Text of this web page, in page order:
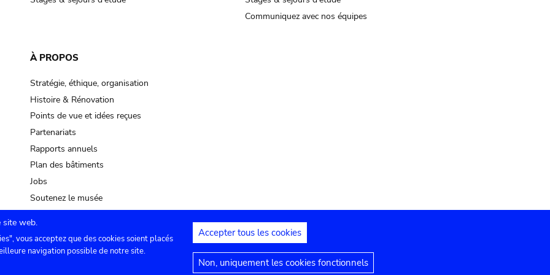
Communiquez avec nos équipes
À PROPOS
Stratégie, éthique, organisation
Histoire & Rénovation
Points de vue et idées reçues
Partenariats
Rapports annuels
Plan des bâtiments
Jobs
Soutenez le musée
Contact Paramètres de confidentialité Mentions juridiques Déclaration d'accessibilité
site web.
vous acceptez que des cookies soient placés
navigation possible de notre site.
Accepter tous les cookies
Non, uniquement les cookies fonctionnels